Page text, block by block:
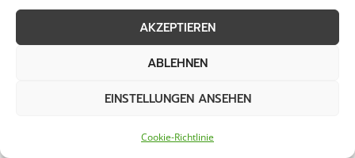
AKZEPTIEREN
ABLEHNEN
EINSTELLUNGEN ANSEHEN
Cookie-Richtlinie
Räumung von
öffentlichen Flächen in
Räumung von
öffentlichen Flächen in
öffentlichen Flächen in
öffentlichen Flächen in